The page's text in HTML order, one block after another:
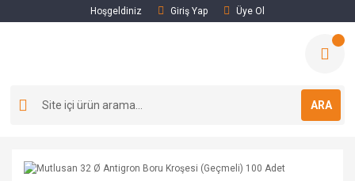
Hoşgeldiniz Giriş Yap Üye Ol
ARA